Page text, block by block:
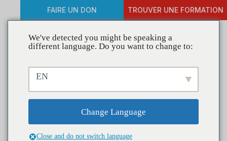
FAIRE UN DON TROUVER UNE FORMATION
Présentateur : détails de
l'inscription
We've detected you might be speaking a
different language. Do you want to change to:
EN
Change Language
Close and do not switch language